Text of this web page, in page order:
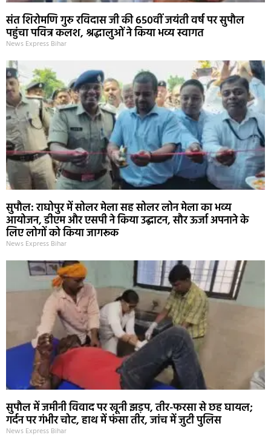
संत शिरोमणि गुरु रविदास जी की 650वीं जयंती वर्ष पर सुपौल
पहुंचा पवित्र कलश, श्रद्धालुओं ने किया भव्य स्वागत
News Express Bihar
सुपौल: राघोपुर में सोलर मेला सह सोलर लोन मेला का भव्य
आयोजन, डीएम और एसपी ने किया उद्घाटन, सौर ऊर्जा अपनाने के
लिए लोगों को किया जागरूक
News Express Bihar
सुपौल में जमीनी विवाद पर खूनी झड़प, तीर-फरसा से छह घायल;
गर्दन पर गंभीर चोट, हाथ में फंसा तीर, जांच में जुटी पुलिस
News Express Bihar